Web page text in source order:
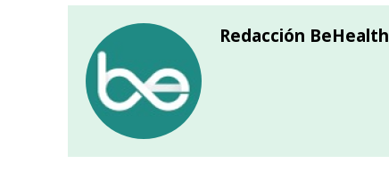
Redacción BeHealth